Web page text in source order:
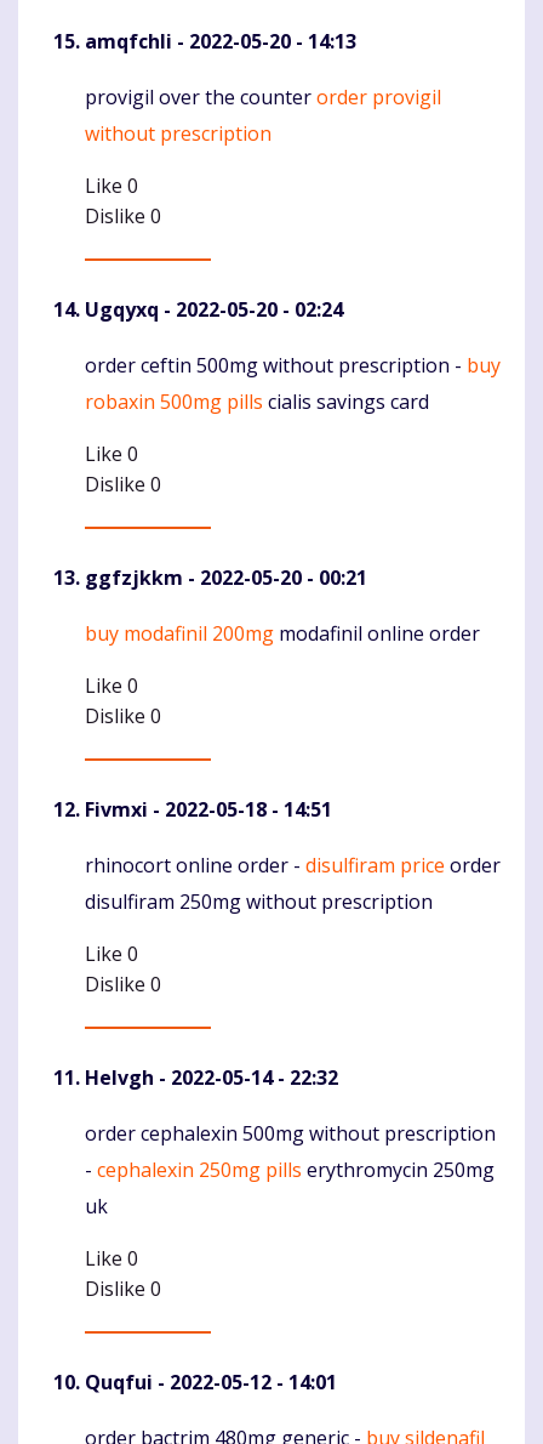
amqfchli - 2022-05-20 - 14:13
Komentaras
provigil over the counterorder provigil
without prescription
Like 0
Dislike 0
Ugqyxq - 2022-05-20 - 02:24
Komentaras
order ceftin 500mg without prescription - buy
robaxin 500mg pills cialis savings card
Like 0
Dislike 0
ggfzjkkm - 2022-05-20 - 00:21
Komentaras
buy modafinil 200mg modafinil online order
Like 0
Dislike 0
Fivmxi - 2022-05-18 - 14:51
Komentaras
rhinocort online order - disulfiram price order
disulfiram 250mg without prescription
Like 0
Dislike 0
Helvgh - 2022-05-14 - 22:32
Komentaras
order cephalexin 500mg without prescription
- cephalexin 250mg pills erythromycin 250mg
uk
Like 0
Dislike 0
Quqfui - 2022-05-12 - 14:01
order bactrim 480mg generic - buy sildenafil